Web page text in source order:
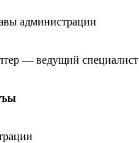
администрации
— ведущий специалист